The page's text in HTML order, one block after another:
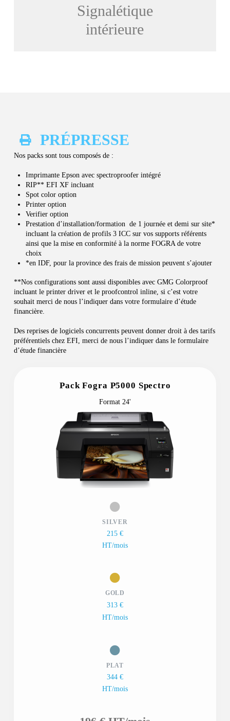
Signalétique
intérieure
PRÉPRESSE
Nos packs sont tous composés de :
Imprimante Epson avec spectroproofer intégré
RIP** EFI XF incluant
Spot color option
Printer option
Verifier option
Prestation d’installation/formation de 1 journée et demi sur site*
incluant la création de profils 3 ICC sur vos supports référents
ainsi que la mise en conformité à la norme FOGRA de votre
choix
*en IDF, pour la province des frais de mission peuvent s’ajouter
**Nos configurations sont aussi disponibles avec GMG Colorproof
incluant le printer driver et le proofcontrol inline, si c’est votre
souhait merci de nous l’indiquer dans votre formulaire d’étude
financière.
Des reprises de logiciels concurrents peuvent donner droit à des tarifs
préférentiels chez EFI, merci de nous l’indiquer dans le formulaire
d’étude financière
Pack Fogra P5000 Spectro
Format 24'
SILVER
215 €
HT/mois
GOLD
313 €
HT/mois
PLAT
344 €
HT/mois